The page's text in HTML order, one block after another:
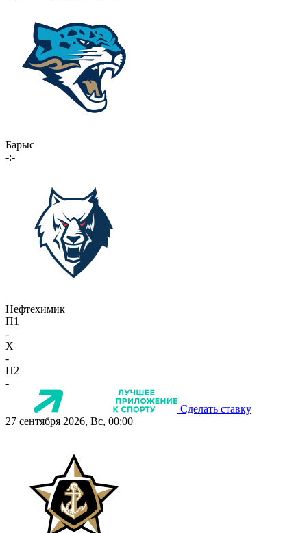
Барыс
-:-
Нефтехимик
П1
-
X
-
П2
-
Сделать ставку
27 сентября 2026, Вс, 00:00